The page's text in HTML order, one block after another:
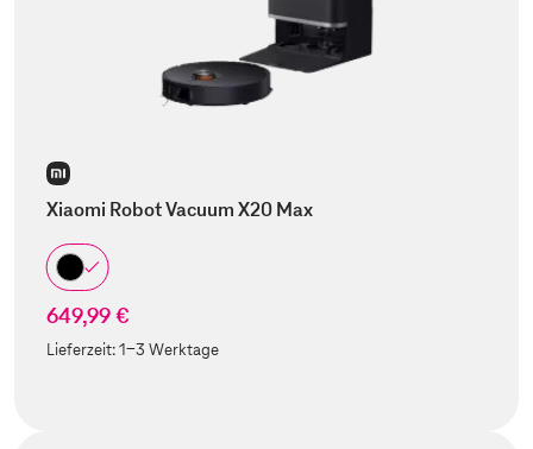
Xiaomi Robot Vacuum X20 Max
649,99 €
Lieferzeit:1-3 Werktage